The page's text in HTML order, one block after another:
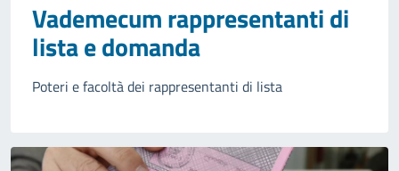
Vademecum rappresentanti di
lista e domanda
Poteri e facoltà dei rappresentanti di lista